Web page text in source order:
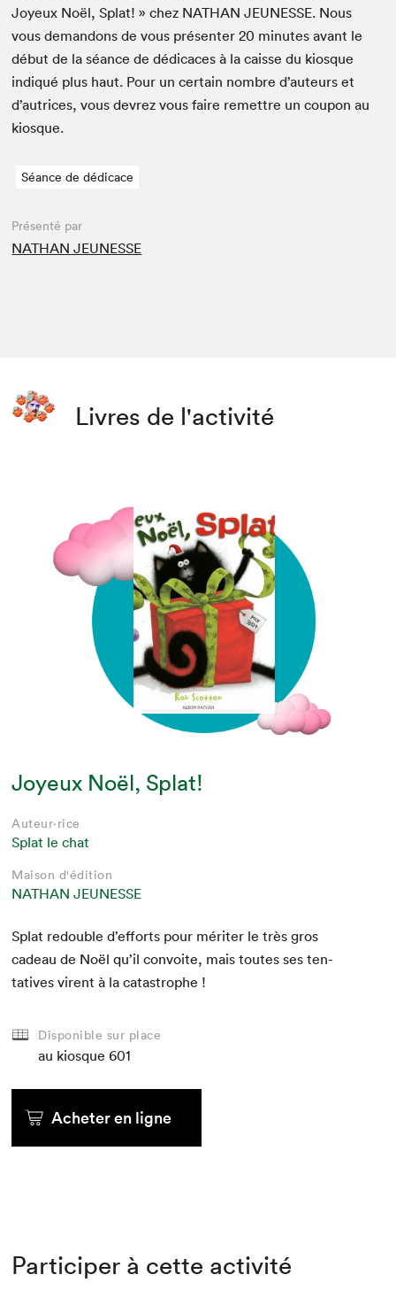
Joyeux Noël, Splat! » chez NATHAN JEUNESSE. Nous
vous deman­dons de vous présen­ter20 min­utes avant le
début de la séance de dédi­caces à la caisse du kiosque
indiqué plus haut. Pour un cer­tain nom­bre d’auteurs et
d’autrices, vous devrez vous faire remet­tre un coupon au
kiosque.
Séance de dédicace
Présenté par
NATHAN JEUNESSE
Livres de l'activité
Joyeux Noël, Splat!
Auteur·rice
Splat le chat
Maison d'édition
NATHAN JEUNESSE
Splat redou­ble d’ef­forts pour mérit­er le très gros
cadeau de Noël qu’il con­voite, mais toutes ses ten­
ta­tives virent à la catastrophe !
Disponible sur place
au kiosque 601
Acheter en ligne
Participer à cette activité